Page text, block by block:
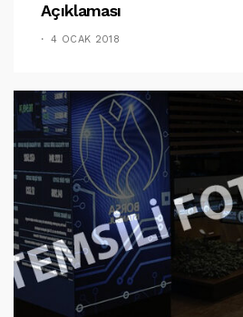
Açıklaması
4 OCAK 2018